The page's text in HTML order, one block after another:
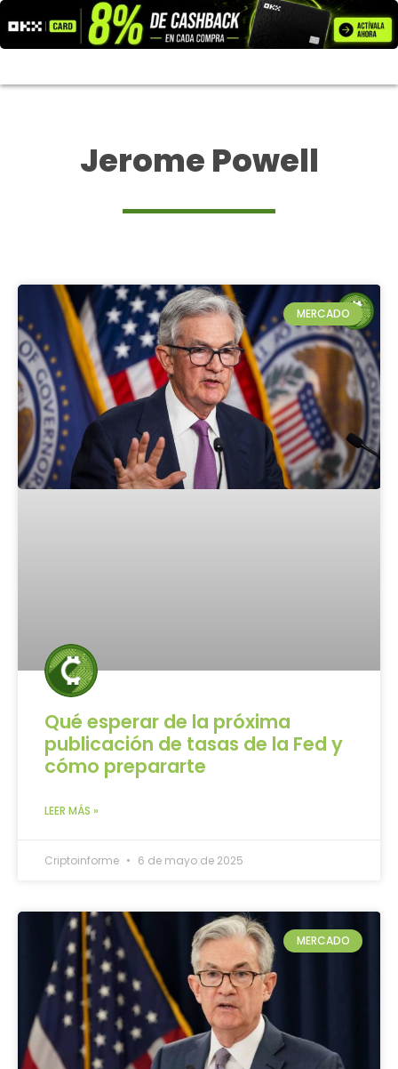
al
contenido
Jerome Powell
MERCADO
Qué esperar de la próxima
publicación de tasas de la Fed y
cómo prepararte
LEER MÁS »
Criptoinforme 6 de mayo de 2025
MERCADO